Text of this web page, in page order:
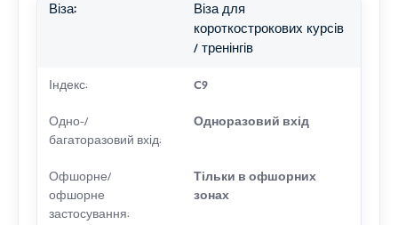
Віза:
Віза для
короткострокових курсів
/ тренінгів
Індекс: C9
Одно-/
багаторазовий вхід:
Одноразовий вхід
Офшорне/
офшорне
застосування:
Тільки в офшорних
зонах